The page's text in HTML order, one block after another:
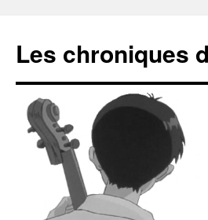
Les chroniques